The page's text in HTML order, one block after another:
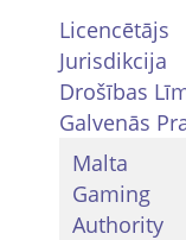
Licencētājs
Jurisdikcija
Drošības
Galvenās
Malta
Gaming
Authority